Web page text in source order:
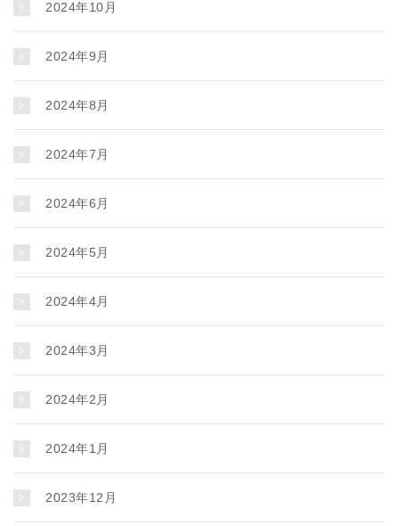
2024年10月
2024年9月
2024年8月
2024年7月
2024年6月
2024年5月
2024年4月
2024年3月
2024年2月
2024年1月
2023年12月